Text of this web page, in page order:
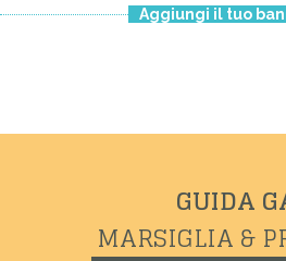
Aggiungi il tuo
GUIDA
MARSIGLIA &